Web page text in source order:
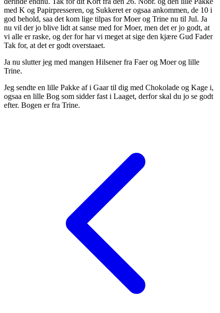
med K og Papirpresseren, og Sukkeret er ogsaa ankommen, de 10 i
god behold, saa det kom lige tilpas for Moer og Trine nu til Jul. Ja
nu vil der jo blive lidt at sanse med for Moer, men det er jo godt, at
vi alle er raske, og der for har vi meget at sige den kjære Gud Fader
Tak for, at det er godt overstaaet.
Ja nu slutter jeg med mangen Hilsener fra Faer og Moer og lille
Trine.
Jeg sendte en lille Pakke af i Gaar til dig med Chokolade og Kage i,
ogsaa en lille Bog som sidder fast i Laaget, derfor skal du jo se godt
efter. Bogen er fra Trine.